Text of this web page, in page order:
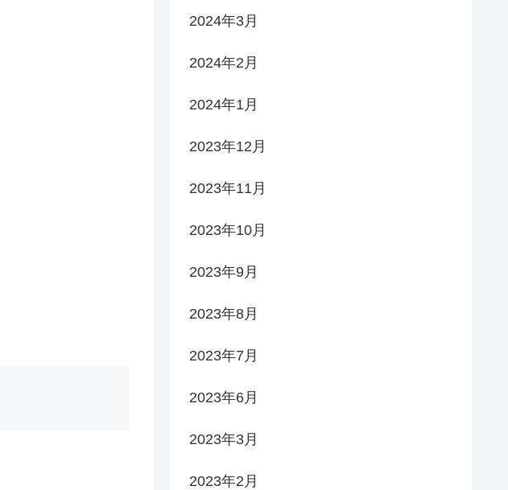
2024年3月
2024年2月
2024年1月
2023年12月
2023年11月
2023年10月
2023年9月
2023年8月
2023年7月
2023年6月
2023年3月
2023年2月